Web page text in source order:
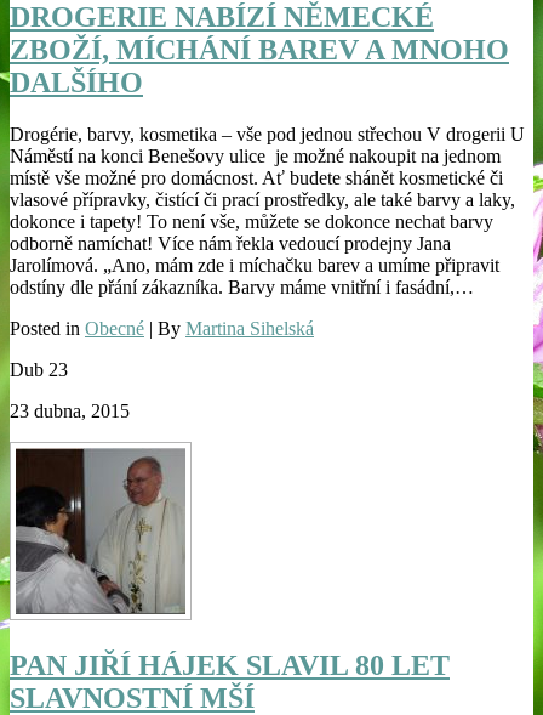
DROGERIE NABÍZÍ NĚMECKÉ
ZBOŽÍ, MÍCHÁNÍ BAREV A MNOHO
DALŠÍHO
Drogérie, barvy, kosmetika – vše pod jednou střechou V drogerii U
Náměstí na konci Benešovy ulice je možné nakoupit na jednom
místě vše možné pro domácnost. Ať budete shánět kosmetické či
vlasové přípravky, čistící či prací prostředky, ale také barvy a laky,
dokonce i tapety! To není vše, můžete se dokonce nechat barvy
odborně namíchat! Více nám řekla vedoucí prodejny Jana
Jarolímová. „Ano, mám zde i míchačku barev a umíme připravit
odstíny dle přání zákazníka. Barvy máme vnitřní i fasádní,…
Posted in Obecné | By Martina Sihelská
Dub 23
23 dubna, 2015
PAN JIŘÍ HÁJEK SLAVIL 80 LET
SLAVNOSTNÍ MŠÍ